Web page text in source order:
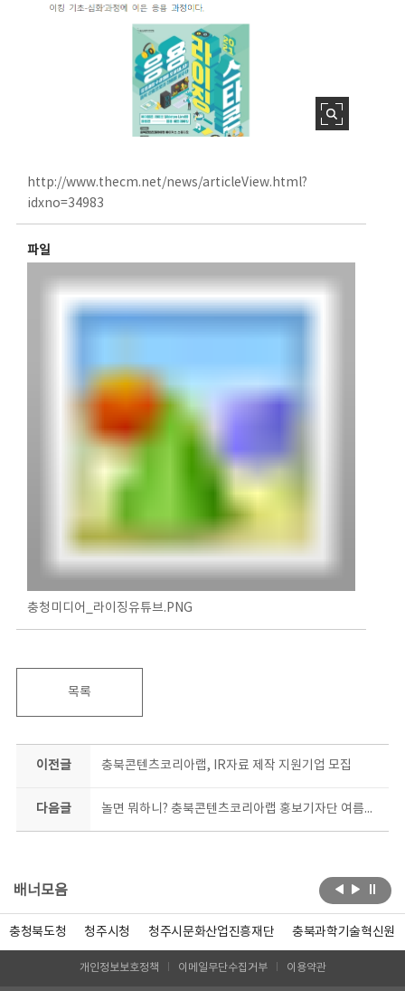
http://www.thecm.net/news/articleView.html?
idxno=34983
파일
충청미디어_라이징유튜브.PNG
목록
이전글 충북콘텐츠코리아랩, IR자료 제작 지원기업 모집
다음글 놀면 뭐하니? 충북콘텐츠코리아랩 홍보기자단 여름방학 서포터즈 모집
배너모음
충청북도청 청주시청 청주시문화산업진흥재단 충북과학기술혁신원
개인정보보호정책 이메일무단수집거부 이용약관